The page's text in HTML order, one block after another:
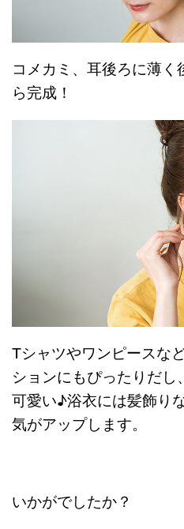
コメカミ、耳後ろに薄
ら完成！
Tシャツやワンピースな
ションにもぴったりだ
可愛い♪浴衣には髪飾り
気がアップします。
いかがでしたか？